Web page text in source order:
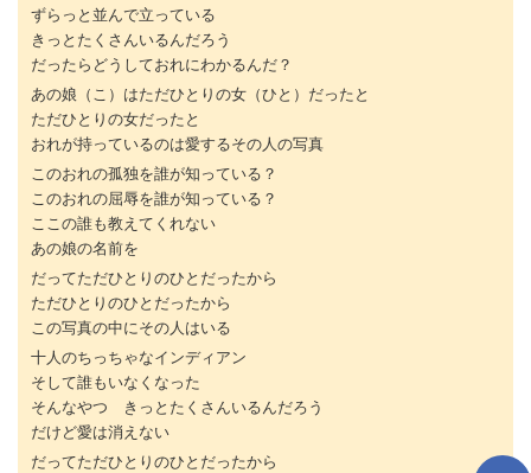
ずらっと並んで立っている
きっとたくさんいるんだろう
だったらどうしておれにわかるんだ？
あの娘（こ）はただひとりの女（ひと）だったと
ただひとりの女だったと
おれが持っているのは愛するその人の写真
このおれの孤独を誰が知っている？
このおれの屈辱を誰が知っている？
ここの誰も教えてくれない
あの娘の名前を
だってただひとりのひとだったから
ただひとりのひとだったから
この写真の中にその人はいる
十人のちっちゃなインディアン
そして誰もいなくなった
そんなやつ きっとたくさんいるんだろう
だけど愛は消えない
だってただひとりのひとだったから